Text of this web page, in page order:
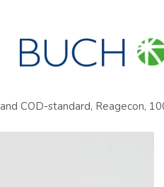
COD-standard, Reagecon,